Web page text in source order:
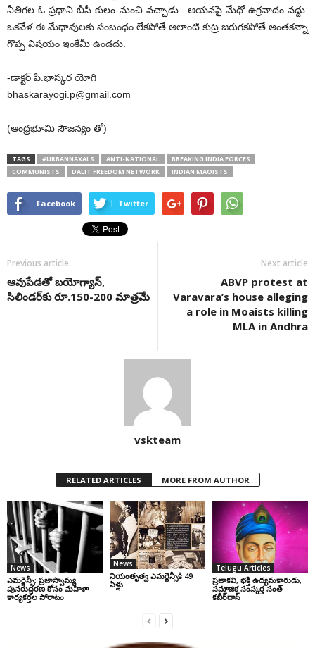
నీతిగల ఓ ప్రధాని బీసీ కులం నుంచి వచ్చాడు.. ఆయనపై మేధో ఉగ్రవాదం వద్దు.
ఒకవేళ ఈ మేధావులకు సంబంధం లేకపోతే అలాంటి కుట్ర జరుగకపోతే అంతకన్నా
గొప్ప విషయం ఇంకేమీ ఉండదు.
-డాక్టర్ పి.భాస్కర యోగి
bhaskarayogi.p@gmail.com
(ఆంధ్రభూమి సౌజన్యం తో)
TAGS #URBANNAXALS ANTI-NATIONAL
BREAKING INDIA FORCES
COMMUNISTS
DALIT FREEDOM NETWORK INDIAN MAOISTS
Facebook Twitter
Previous article
ఆవుపేడతో బయోగ్యాస్‌,
సిలిండర్‌కు రూ.150-200 మాత్రమే
Next article
ABVP protest at
Varavara’s house alleging
a role in Moaists killing
MLA in Andhra
vskteam
RELATED ARTICLES MORE FROM AUTHOR
News
ఎమర్జెన్సీ: ప్రజాస్వామ్య
పునరుద్ధరణ కోసం మహిళా
కార్యకర్తల పోరాటం
News
నియంతృత్వ ఎమర్జెన్సీకి 49
ఏళ్లు
Telugu Articles
ప్రజాకవి, భక్తి ఉద్యమకారుడు,
సమాజిక సంస్కర్త సంత్‌
కబీర్‌దాస్‌